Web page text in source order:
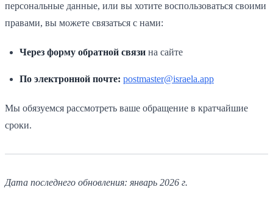
персональные данные, или вы хотите воспользоваться своими
правами, вы можете связаться с нами:
Через форму обратной связи на сайте
По электронной почте: postmaster@israela.app
Мы обязуемся рассмотреть ваше обращение в кратчайшие
сроки.
Дата последнего обновления: январь 2026 г.